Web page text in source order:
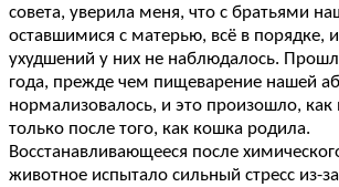
совета, уверила меня, что с братьями
оставшимися с матерью, всё в порядке,
ухудшений у них не наблюдалось.
года, прежде чем пищеварение нашей
нормализовалось, и это произошло, как
только после того, как кошка родила.
Восстанавливающееся после
животное испытало сильный стресс из-